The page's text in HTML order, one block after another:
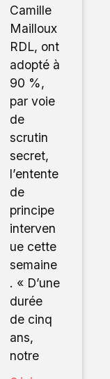
Camille
Mailloux
RDL, ont
adopté à
90 %,
par voie
de
scrutin
secret,
l’entente
de
principe
interven
ue cette
semaine
. « D’une
durée
de cinq
ans,
notre